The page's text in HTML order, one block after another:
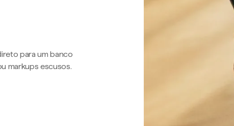
para um banco
markups escusos.